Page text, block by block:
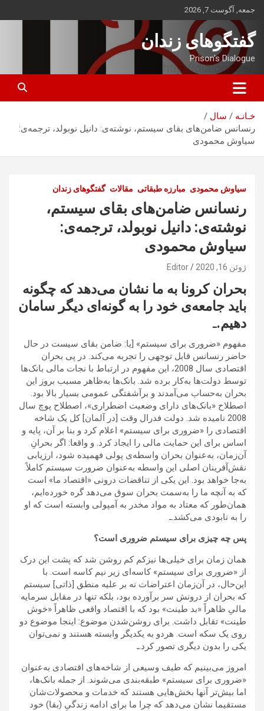
بروید
جمعه, آگوست 7, 2026
گفتگوهای زندان
Prison's Dialogue
خـانـه
سال
رنسانس ضامن‌های بقای سیستم، نوشته‌ی: دانیل نوبولد، ترجمه‌ی:
سیاوش محمودی
سیاوش محمودی مبارزه طبقاتی مقالات گفتگوهای زندان
رنسانس ضامن‌های بقای سیستم،
نوشته‌ی: دانیل نوبولد، ترجمه‌ی:
سیاوش محمودی
ژوئن 16, 2020 Editor
بحران کرونا به ما نشان می‌دهد که چگونه
باید جامعه‌ی خود را به گونه‌ای دیگر سامان
دهیم.ـ
مفهوم «ضروری برای سیستم» [یا: ضامن بقای سیست در حال
حاضر رنسانس قابل توجهی را تجربه می‌کند. در پی بحران
اقتصادی سال 2008، این مفهوم در ارتباط با نجات مالی بانک‌ها
توسط دولت‌ها به‌کار برده شد. بانک‌ها به‌ظاهر مسبب بروز این
بحران به‌حساب می‌آمدند و برآشفتگی عمومی بسیار بالا بود.
اصطلاح «بانک‌های دارای وضعیت اضطراری»، اصطلاح پوچ سال
2008 نامیده شد. دولت فدرال وقت [در آلمان] کل یک شاخه
اقتصادی را «ضروری برای سیستم» اعلام کرد و بنا بر آن، پایه و
اساس برای این حمایت مالی را ایجاد کرد. و واقعا: اگر بحرانِ
آن‌زمان، به‌عنوان بحران واسطه‌ی پولی فهمیده شود، ارزیابی
نقش‌آفرینان اصلی این واسطه به‌عنوان ضرورت سیستم کاملاً
به‌جا خواهد بود. این یکی از تناقضات درونی «اقتصاد ما» است
که به آنچه ما را به‌سمت بحران سوق می‌دهد گره خورده‌ایم،
همان‌طور که معتاد به مواد مخدر به آمپولی وابسته است که او
را به نابودی می‌کشد.ـ
پس چه چیزی برای سیستم ضروری است؟
همان زمان برای خیلی‌ها نیزکم کم روشن شد که پشت این درک
از «ضروری برای سیستم» کاسه‌ای زیر نیم کاسه است. با
این‌حال، در آن‌زمان اعتراضات نه بر علیه منطق [ذاتی] سیستم
که بحران از درونش سر برآورده بود، بلکه تنها در مقابل سرمایه
مالیِ ظاهراً «بد طینت» بود که با اقتصاد واقعی‌‌‌‌‌‌ ظاهراً «خوش
طینت» تقابل داشت. برای روشن‌شدن موضوع: اینجا موضوع دو
روی یک سکه است. هردو به یکدیگر وابسته هستند و نمی‌توان
یکی را بدون دیگری تصور کرد.ـ
امروز می‌بینیم که طیف وسیعی از شاخه‌های اقتصادی به‌عنوان
«ضروری برای سیستم» طبقه‌بندی می‌شوند. از جمله بانک‌ها،
اما بیش‌تر آنها بخش‌هایی هستند که خدمات و محصولات‌شان
مستقیما نشان می‌دهد که چرا ما برای ادامه زندگیِ (بقا) خود